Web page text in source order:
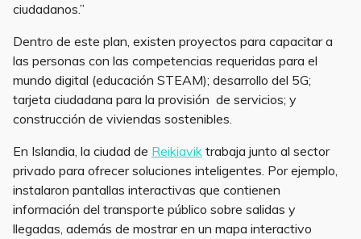
ciudadanos.”
Dentro de este plan, existen proyectos para capacitar a
las personas con las competencias requeridas para el
mundo digital (educación STEAM); desarrollo del 5G;
tarjeta ciudadana para la provisión de servicios; y
construcción de viviendas sostenibles.
En Islandia, la ciudad de Reikiavik trabaja junto al sector
privado para ofrecer soluciones inteligentes. Por ejemplo,
instalaron pantallas interactivas que contienen
información del transporte público sobre salidas y
llegadas, además de mostrar en un mapa interactivo